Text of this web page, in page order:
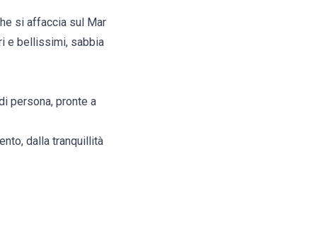
si affaccia sul Mar
e bellissimi, sabbia
persona, pronte a
dalla tranquillità